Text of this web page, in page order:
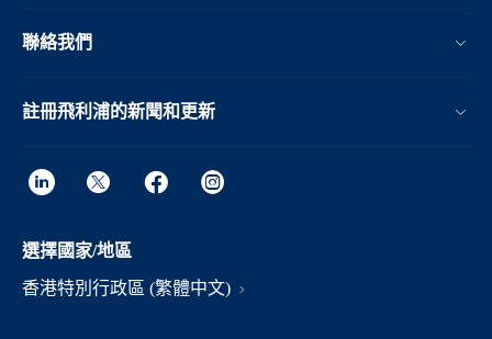
聯絡我們
註冊飛利浦的新聞和更新
選擇國家/地區
香港特別行政區 (繁體中文)